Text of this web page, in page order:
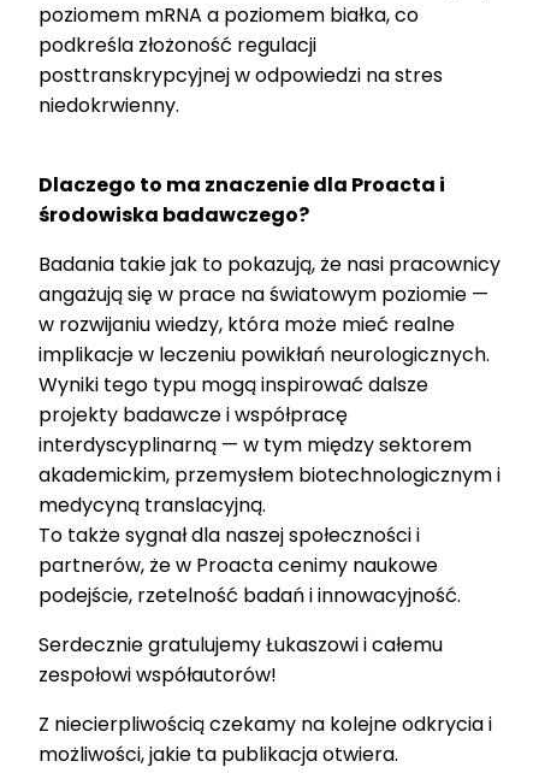
poziomem mRNA a poziomem białka, co
podkreśla złożoność regulacji
posttranskrypcyjnej w odpowiedzi na stres
niedokrwienny.
Dlaczego to ma znaczenie dla Proacta i
środowiska badawczego?
Badania takie jak to pokazują, że nasi pracownicy
angażują się w prace na światowym poziomie —
w rozwijaniu wiedzy, która może mieć realne
implikacje w leczeniu powikłań neurologicznych.
Wyniki tego typu mogą inspirować dalsze
projekty badawcze i współpracę
interdyscyplinarną — w tym między sektorem
akademickim, przemysłem biotechnologicznym i
medycyną translacyjną.
To także sygnał dla naszej społeczności i
partnerów, że w Proacta cenimy naukowe
podejście, rzetelność badań i innowacyjność.
Serdecznie gratulujemy Łukaszowi i całemu
zespołowi współautorów!
Z niecierpliwością czekamy na kolejne odkrycia i
możliwości, jakie ta publikacja otwiera.